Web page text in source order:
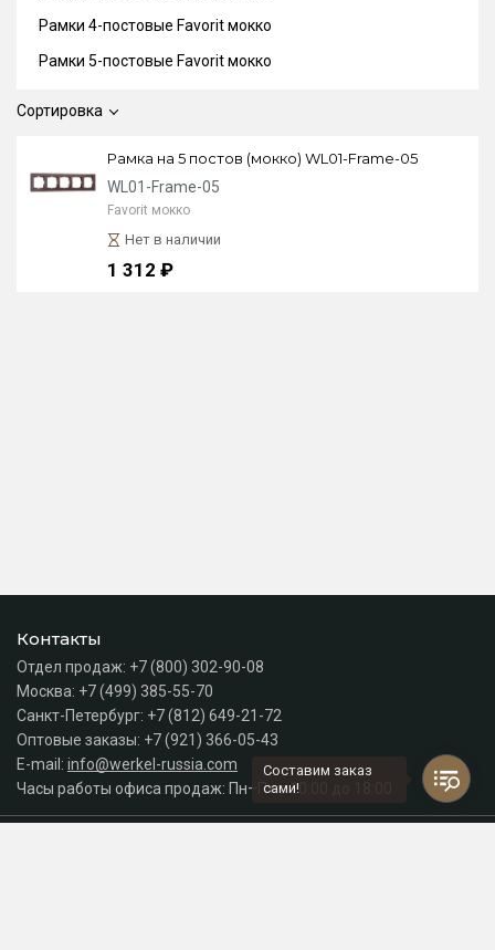
Сортировка
Рамка на 5 постов (мокко) WL01-Frame-05
WL01-Frame-05
Favorit мокко
Нет в наличии
1 312 ₽
Рамки 4-постовые Favorit мокко
Рамки 5-постовые Favorit мокко
Контакты
Отдел продаж: +7 (800) 302-90-08
Москва: +7 (499) 385-55-70
Санкт-Петербург: +7 (812) 649-21-72
Оптовые заказы: +7 (921) 366-05-43
E-mail: info@werkel-russia.com
Часы работы офиса продаж: Пн–Пт с 10:00 до 18:00
Составим заказ
сами!